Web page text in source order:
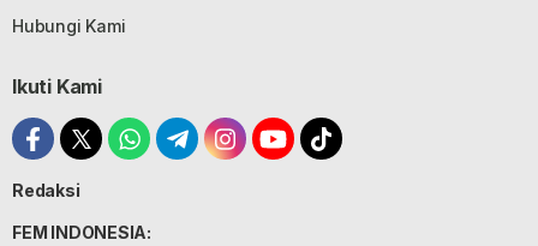
Hubungi Kami
Ikuti Kami
Redaksi
FEM INDONESIA: